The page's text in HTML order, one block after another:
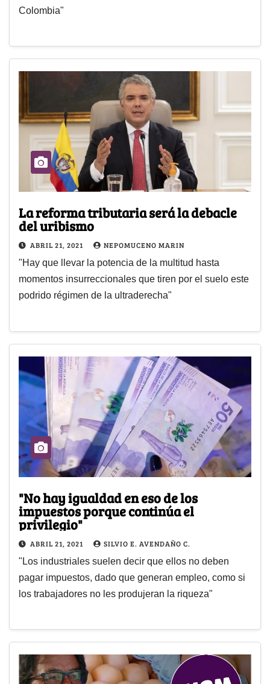
Colombia"
La reforma tributaria será la debacle
del uribismo
ABRIL 21, 2021 NEPOMUCENO MARIN
"Hay que llevar la potencia de la multitud hasta
momentos insurreccionales que tiren por el suelo este
podrido régimen de la ultraderecha"
"No hay igualdad en eso de los
impuestos porque continúa el
privilegio"
ABRIL 21, 2021 SILVIO E. AVENDAÑO C.
"Los industriales suelen decir que ellos no deben
pagar impuestos, dado que generan empleo, como si
los trabajadores no les produjeran la riqueza"